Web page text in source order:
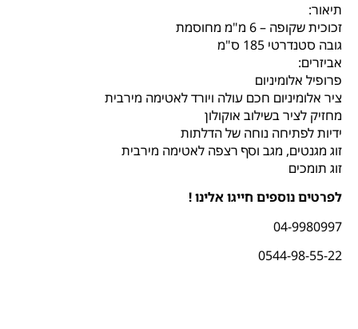
תיאור:
זכוכית שקופה – 6 מ"מ מחוסמת
גובה סטנדרטי 185 ס"מ
אביזרים:
פרופיל אלומיניום
ציר אלומיניום חכם עולה ויורד לאטימה מירבית
מחזיק לציר בשילוב אוקולון
ידיות לפתיחה נוחה של הדלתות
זוג מגנטים, מגב וסף רצפה לאטימה מירבית
זוג תומכים
לפרטים נוספים חייגו אלינו !
04-9980997
0544-98-55-22